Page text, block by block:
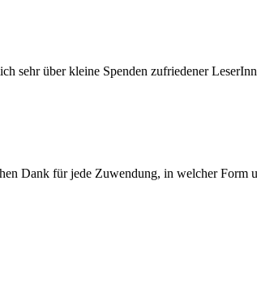
sehr über kleine Spenden zufriedener
Dank für jede Zuwendung, in welcher Form